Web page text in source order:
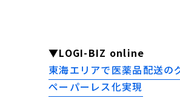
▼LOGI-BIZ online
東海エリアで医薬品配送の
ペーパーレス化実現